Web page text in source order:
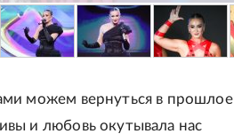
можем вернуться в прошлое
и любовь окутывала нас